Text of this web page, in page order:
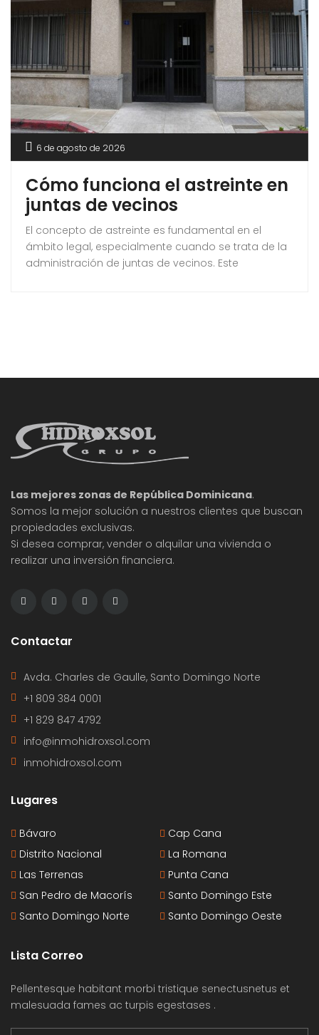
6 de agosto de 2026
Cómo funciona el astreinte en
juntas de vecinos
El concepto de astreinte es fundamental en el
ámbito legal, especialmente cuando se trata de la
administración de juntas de vecinos. Este
Las mejores zonas de República Dominicana.
Somos la mejor solución a nuestros clientes que buscan
propiedades exclusivas.
Si desea comprar, vender o alquilar una vivienda o
realizar una inversión financiera.
Contactar
Avda. Charles de Gaulle, Santo Domingo Norte
+1 809 384 0001
+1 829 847 4792
info@inmohidroxsol.com
inmohidroxsol.com
Lugares
Bávaro
Cap Cana
Distrito Nacional
La Romana
Las Terrenas
Punta Cana
San Pedro de Macorís
Santo Domingo Este
Santo Domingo Norte
Santo Domingo Oeste
Lista Correo
Pellentesque habitant morbi tristique senectusnetus et
malesuada fames ac turpis egestases .